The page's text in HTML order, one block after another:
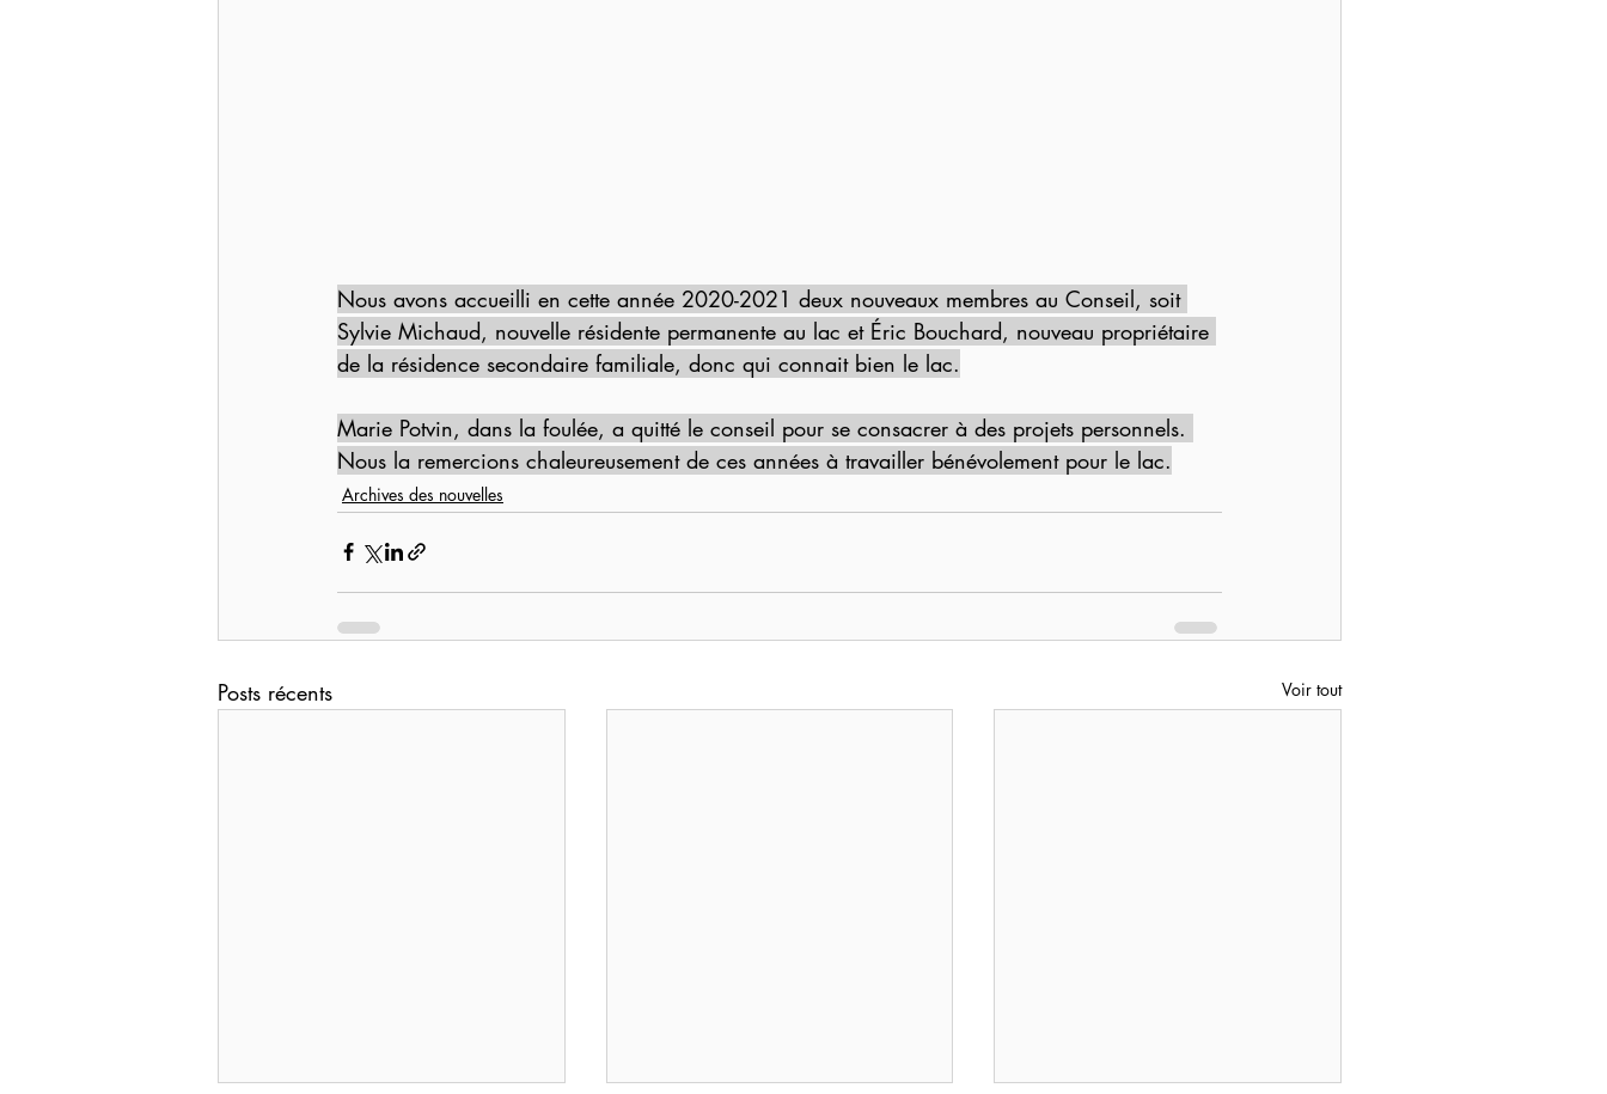
Nous avons accueilli en cette année 2020-2021 deux nouveaux membres au Conseil, soit
Sylvie Michaud, nouvelle résidente permanente au lac et Éric Bouchard, nouveau propriétaire
de la résidence secondaire familiale, donc qui connait bien le lac.
Marie Potvin, dans la foulée, a quitté le conseil pour se consacrer à des projets personnels.
Nous la remercions chaleureusement de ces années à travailler bénévolement pour le lac.
Archives des nouvelles
Posts récents Voir tout